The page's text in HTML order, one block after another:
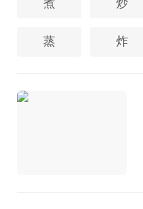
煮 炒
蒸 炸